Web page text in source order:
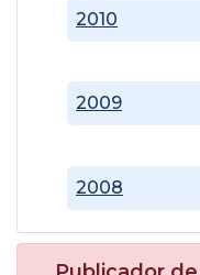
2008
2009
2010